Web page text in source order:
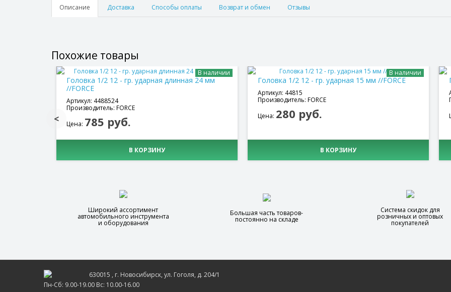
Описание Доставка Способы оплаты Возврат и обмен Отзывы
Похожие товары
Головка 1/2 12 - гр. ударная длинная 24 мм
//FORCE
В наличии
Артикул: 4488524
Производитель: FORCE
Цена: 785 руб.
В КОРЗИНУ
Головка 1/2 12 - гр. ударная 15 мм //FORCE
В наличии
Артикул: 44815
Производитель: FORCE
Цена: 280 руб.
В КОРЗИНУ
Широкий ассортимент
автомобильного инструмента
и оборудования
Большая часть товаров-
постоянно на складе
Система скидок для
розничных и оптовых
покупателей
630015 , г. Новосибирск, ул. Гоголя, д. 204/1
Пн-Сб: 9.00-19.00 Вс: 10.00-16.00